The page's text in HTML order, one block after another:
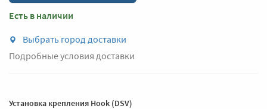
Есть в наличии
Выбрать город доставки
Подробные условия доставки
Установка крепления Hook (DSV)